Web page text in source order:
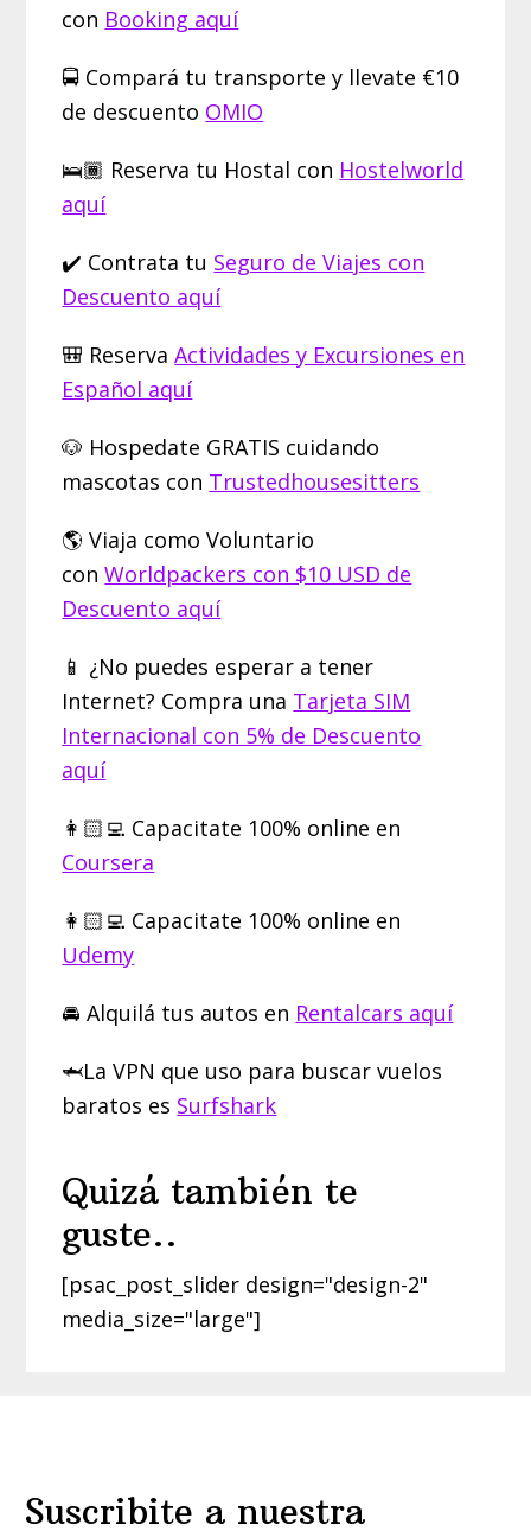
con Booking aquí
🚍 Compará tu transporte y llevate €10
de descuento OMIO
🛌🏾 Reserva tu Hostal con Hostelworld
aquí
✔️ Contrata tu Seguro de Viajes con
Descuento aquí
🎒 ReservaActividades y Excursiones en
Español aquí
🐶 Hospedate GRATIS cuidando
mascotas con Trustedhousesitters
🌎 Viaja como Voluntario
conWorldpackers con $10 USD de
Descuento aquí
📱 ¿No puedes esperar a tener
Internet? Compra una Tarjeta SIM
Internacional con 5% de Descuento
aquí
👩🏻‍💻 Capacitate 100% online en
Coursera
👩🏻‍💻 Capacitate 100% online en
Udemy
🚘 Alquilá tus autos en Rentalcars aquí
🦈La VPN que uso para buscar vuelos
baratos es Surfshark
Quizá también te
guste..
[psac_post_slider design="design-2"
media_size="large"]
Suscribite a nuestra